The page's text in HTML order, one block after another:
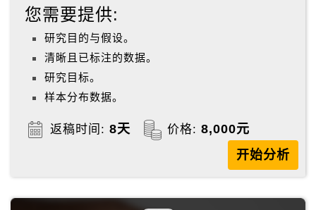
您需要提供:
研究目的与假设。
清晰且已标注的数据。
研究目标。
样本分布数据。
返稿时间: 8天 价格: 8,000元
开始分析